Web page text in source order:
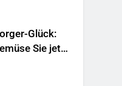
Glück:
Sie jetzt